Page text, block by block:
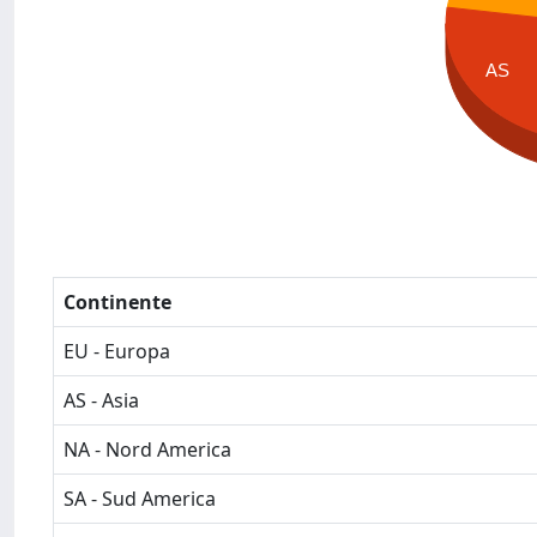
AS
Continente
EU - Europa
AS - Asia
NA - Nord America
SA - Sud America